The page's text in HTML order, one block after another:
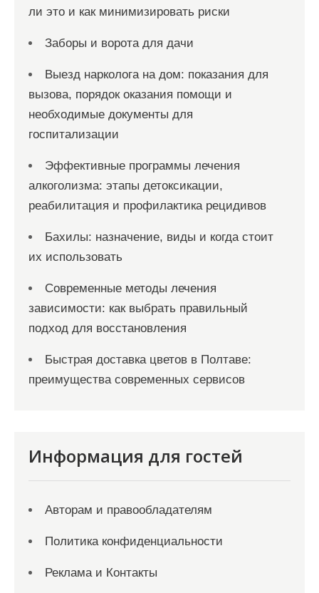
ли это и как минимизировать риски
Заборы и ворота для дачи
Выезд нарколога на дом: показания для
вызова, порядок оказания помощи и
необходимые документы для
госпитализации
Эффективные программы лечения
алкоголизма: этапы детоксикации,
реабилитация и профилактика рецидивов
Бахилы: назначение, виды и когда стоит
их использовать
Современные методы лечения
зависимости: как выбрать правильный
подход для восстановления
Быстрая доставка цветов в Полтаве:
преимущества современных сервисов
Информация для гостей
Авторам и правообладателям
Политика конфиденциальности
Реклама и Контакты